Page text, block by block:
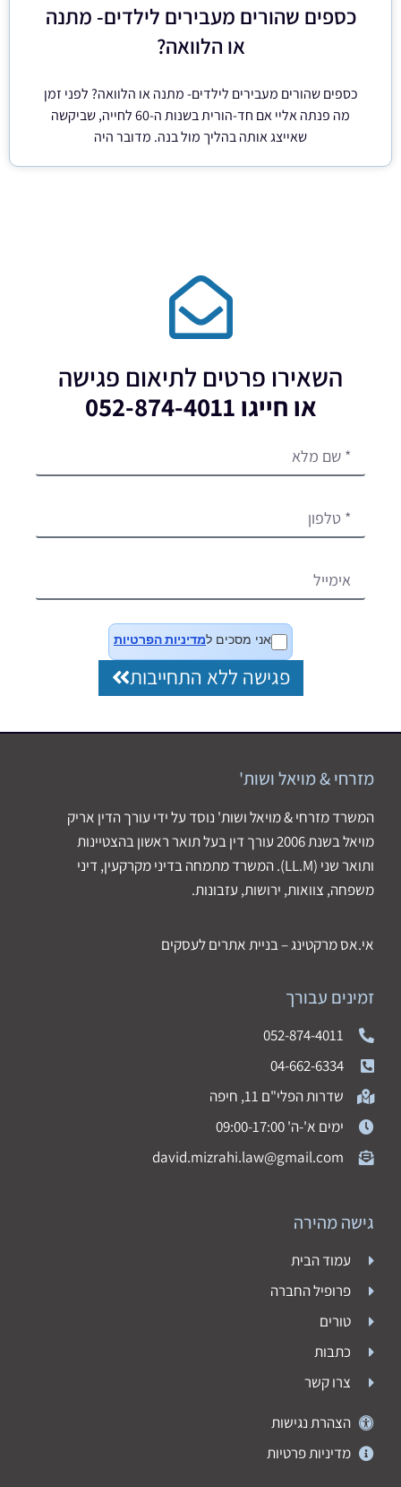
כספים שהורים מעבירים לילדים- מתנה
או הלוואה?
כספים שהורים מעבירים לילדים- מתנה או הלוואה? לפני זמן
מה פנתה אליי אם חד-הורית בשנות ה-60 לחייה, שביקשה
שאייצג אותה בהליך מול בנה. מדובר היה
השאירו פרטים לתיאום פגישה
או חייגו 052-874-4011
אני מסכים למדיניות הפרטיות
פגישה ללא התחייבות
מזרחי & מויאל ושות'
המשרד מזרחי & מויאל ושות' נוסד על ידי עורך הדין אריק
מויאל בשנת 2006 עורך דין בעל תואר ראשון בהצטיינות
ותואר שני (LL.M). המשרד מתמחה בדיני מקרקעין, דיני
משפחה, צוואות, ירושות, עזבונות.
אי.אס מרקטינג – בניית אתרים לעסקים
זמינים עבורך
052-874-4011
04-662-6334
שדרות הפלי"ם 11, חיפה
ימים א'-ה' 09:00-17:00
david.mizrahi.law@gmail.com
גישה מהירה
עמוד הבית
פרופיל החברה
טורים
כתבות
צרו קשר
הצהרת נגישות
מדיניות פרטיות